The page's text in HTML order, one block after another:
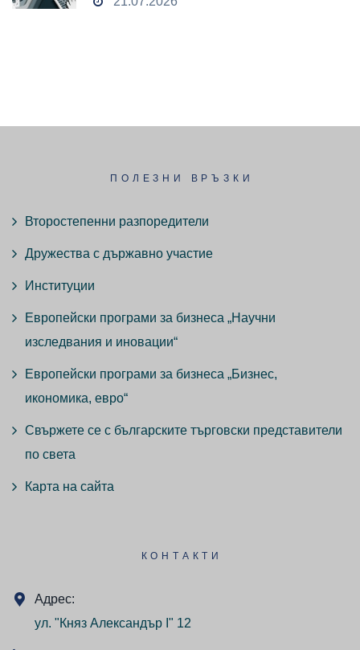
ПОЛЕЗНИ ВРЪЗКИ
Второстепенни разпоредители
Дружества с държавно участие
Институции
Европейски програми за бизнеса „Научни
изследвания и иновации“
Европейски програми за бизнеса „Бизнес,
икономика, евро“
Свържете се с българските търговски представители
по света
Карта на сайта
КОНТАКТИ
Адрес:
ул. "Княз Александър I" 12